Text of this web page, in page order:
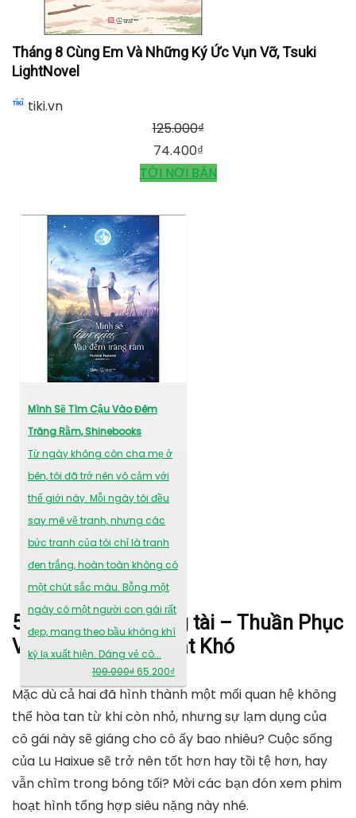
Tháng 8 Cùng Em Và Những Ký Ức Vụn Vỡ, Tsuki
LightNovel
tiki.vn
125.000₫
74.400₫
TỚI NƠI BÁN
Mình Sẽ Tìm Cậu Vào Đêm
Trăng Rằm, Shinebooks
Từ ngày không còn cha mẹ ở
bên, tôi đã trở nên vô cảm với
thế giới này. Mỗi ngày tôi đều
say mê vẽ tranh, nhưng các
bức tranh của tôi chỉ là tranh
đen trắng, hoàn toàn không có
một chút sắc màu. Bỗng một
ngày có một người con gái rất
đẹp, mang theo bầu không khí
kỳ lạ xuất hiện. Dáng vẻ cô...
109.000₫65.200₫
5. Truyện tranh tổng tài – Thuần Phục
Vị Tổng Tài Này Thật Khó
Mặc dù cả hai đã hình thành một mối quan hệ không
thể hòa tan từ khi còn nhỏ, nhưng sự lạm dụng của
cô gái này sẽ giáng cho cô ấy bao nhiêu? Cuộc sống
của Lu Haixue sẽ trở nên tốt hơn hay tồi tệ hơn, hay
vẫn chìm trong bóng tối? Mời các bạn đón xem phim
hoạt hình tổng hợp siêu nặng này nhé.